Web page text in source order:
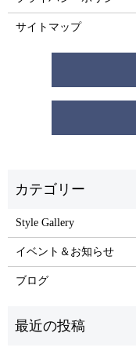
サイトマップ
Style Gallery
イベント＆お知らせ
ブログ